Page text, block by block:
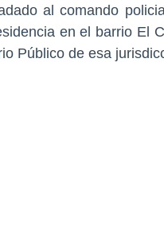
al comando
en el barrio El
Público de esa